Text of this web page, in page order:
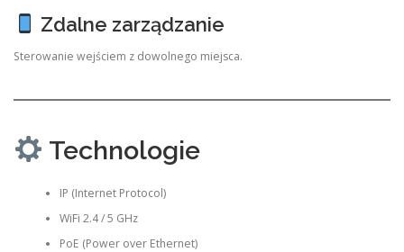
Zdalne zarządzanie
Sterowanie wejściem z dowolnego miejsca.
Technologie
IP (Internet Protocol)
WiFi 2.4 / 5 GHz
PoE (Power over Ethernet)